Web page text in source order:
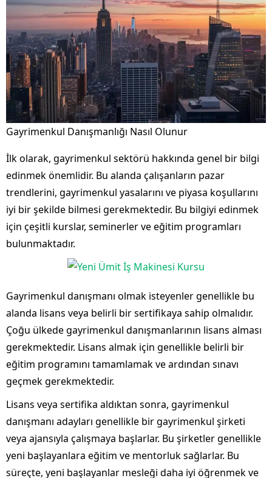
Gayrimenkul Danışmanlığı Nasıl Olunur
İlk olarak, gayrimenkul sektörü hakkında genel bir bilgi
edinmek önemlidir. Bu alanda çalışanların pazar
trendlerini, gayrimenkul yasalarını ve piyasa koşullarını
iyi bir şekilde bilmesi gerekmektedir. Bu bilgiyi edinmek
için çeşitli kurslar, seminerler ve eğitim programları
bulunmaktadır.
Gayrimenkul danışmanı olmak isteyenler genellikle bu
alanda lisans veya belirli bir sertifikaya sahip olmalıdır.
Çoğu ülkede gayrimenkul danışmanlarının lisans alması
gerekmektedir. Lisans almak için genellikle belirli bir
eğitim programını tamamlamak ve ardından sınavı
geçmek gerekmektedir.
Lisans veya sertifika aldıktan sonra, gayrimenkul
danışmanı adayları genellikle bir gayrimenkul şirketi
veya ajansıyla çalışmaya başlarlar. Bu şirketler genellikle
yeni başlayanlara eğitim ve mentorluk sağlarlar. Bu
süreçte, yeni başlayanlar mesleği daha iyi öğrenmek ve